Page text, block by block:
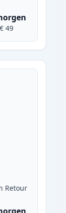
49
CLI-526BK
Retour